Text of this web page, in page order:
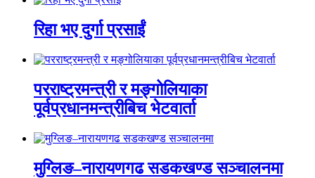
रिहा भए दुर्गा प्रसाईं
परराष्ट्रमन्त्री र मङ्गोलियाका
पूर्वप्रधानमन्त्रीबिच भेटवार्ता
मुग्लिङ–नारायणगढ सडकखण्ड सञ्चालनमा